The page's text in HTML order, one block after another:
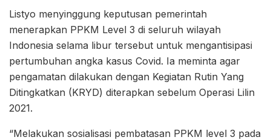
Listyo menyinggung keputusan pemerintah
menerapkan PPKM Level 3 di seluruh wilayah
Indonesia selama libur tersebut untuk mengantisipasi
pertumbuhan angka kasus Covid. Ia meminta agar
pengamatan dilakukan dengan Kegiatan Rutin Yang
Ditingkatkan (KRYD) diterapkan sebelum Operasi Lilin
2021.
“Melakukan sosialisasi pembatasan PPKM level 3 pada